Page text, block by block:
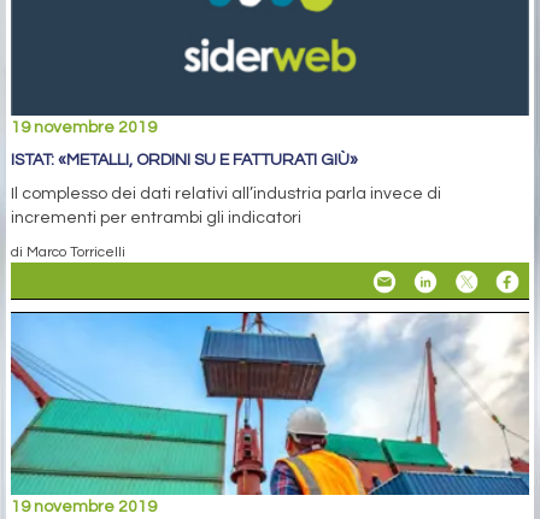
19 novembre 2019
ISTAT: «METALLI, ORDINI SU E FATTURATI GIÙ»
Il complesso dei dati relativi all’industria parla invece di
incrementi per entrambi gli indicatori
di Marco Torricelli
19 novembre 2019